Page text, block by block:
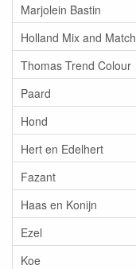
Marjolein Bastin
Holland Mix and Match
Thomas Trend Colour
Paard
Hond
Hert en Edelhert
Fazant
Haas en Konijn
Ezel
Koe